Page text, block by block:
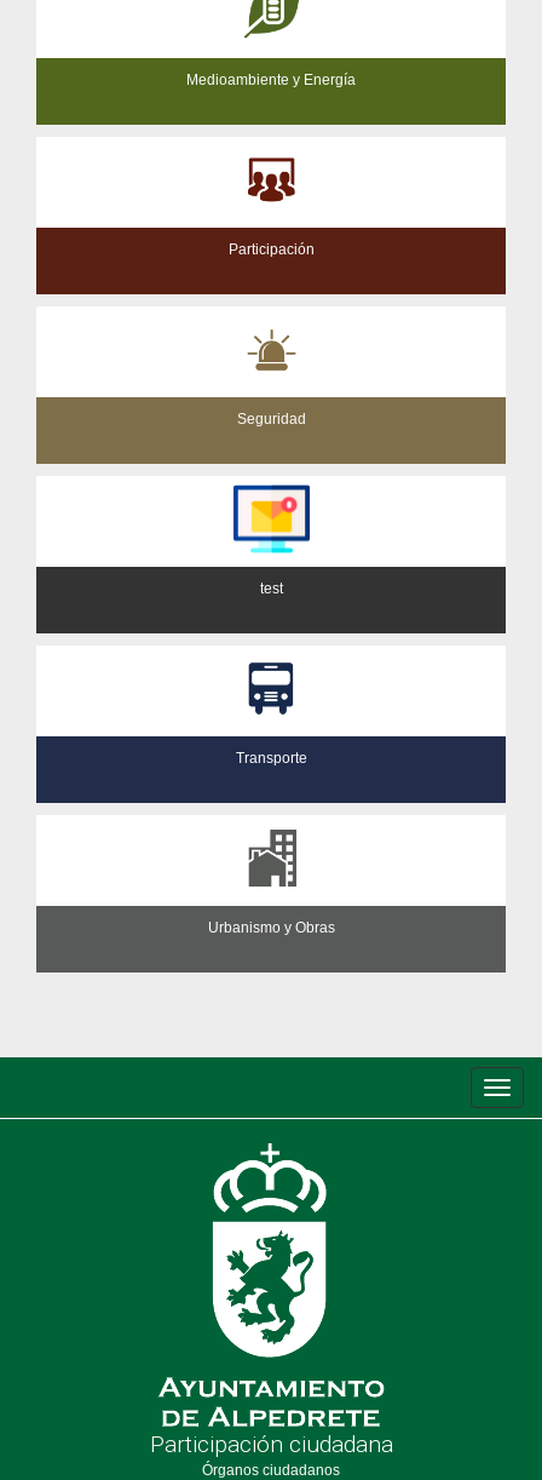
Medioambiente y Energía
Participación
Seguridad
test
Transporte
Urbanismo y Obras
de
Participación ciudadana
Órganos ciudadanos